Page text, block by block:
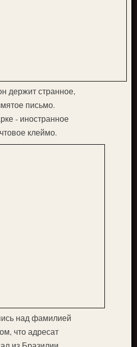
держит странное,
письмо.
- иностранное
клеймо.
над фамилией
что адресат